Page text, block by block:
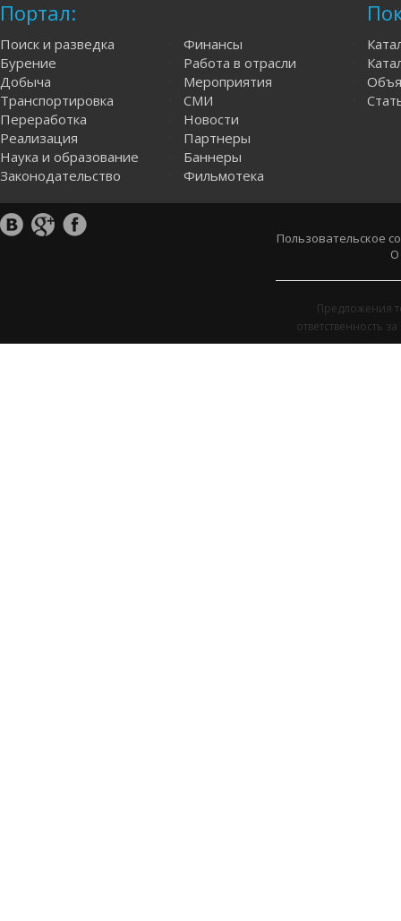
Портал:
Поиск и разведка
Бурение
Добыча
Транспортировка
Переработка
Реализация
Наука и образование
Законодательство
Финансы
Работа в отрасли
Мероприятия
СМИ
Новости
Партнеры
Баннеры
Фильмотека
Пользовательское
О
Предложения
ответственность